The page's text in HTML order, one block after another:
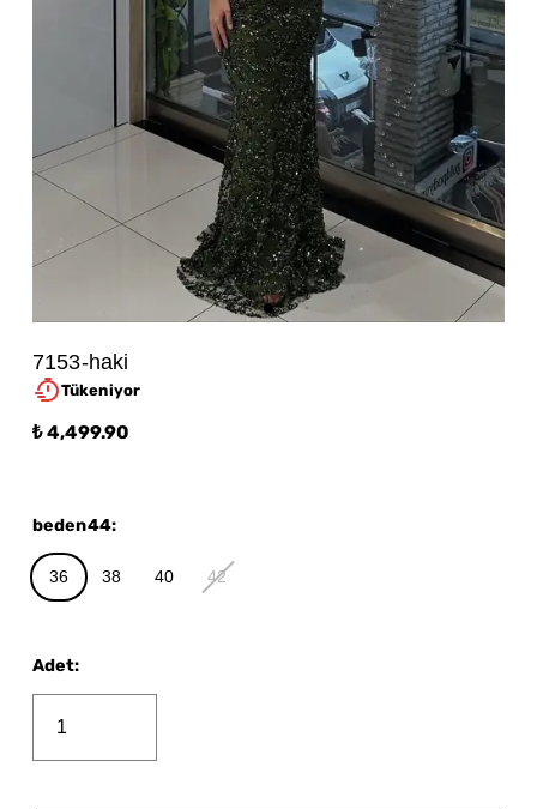
7153-haki
Tükeniyor
₺ 4,499.90
beden44:
36 38 40 42
Adet: